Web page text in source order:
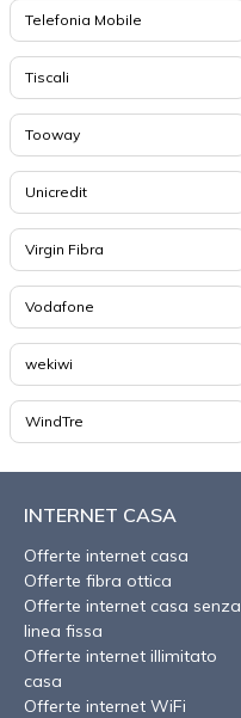
Telefonia Mobile
Tiscali
Tooway
Unicredit
Virgin Fibra
Vodafone
wekiwi
WindTre
INTERNET CASA
Offerte internet casa
Offerte fibra ottica
Offerte internet casa senza
linea fissa
Offerte internet illimitato
casa
Offerte internet WiFi